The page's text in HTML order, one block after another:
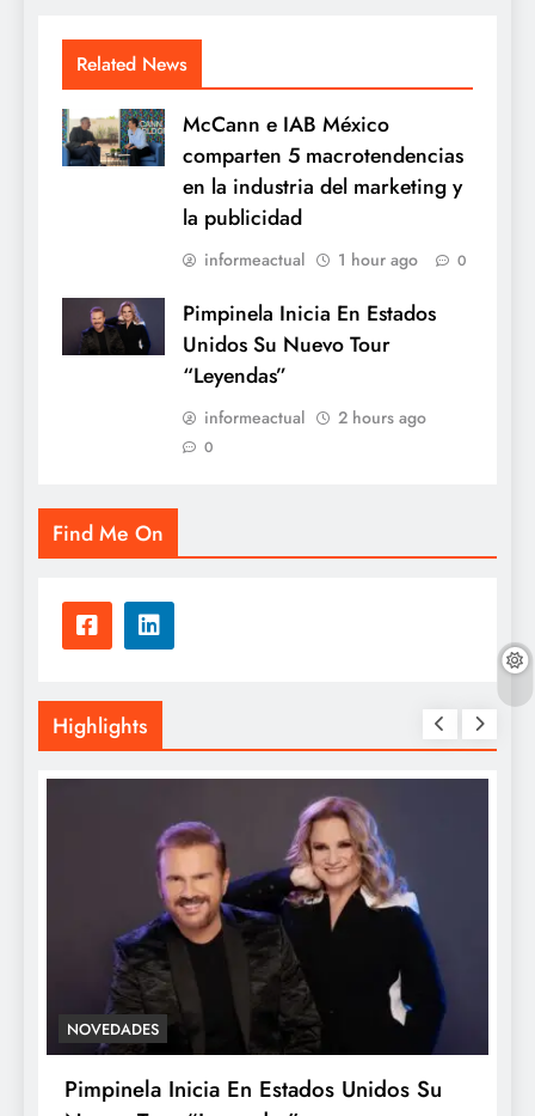
Related News
McCann e IAB México
comparten 5 macrotendencias
en la industria del marketing y
la publicidad
informeactual 1 hour ago 0
Pimpinela Inicia En Estados
Unidos Su Nuevo Tour
“Leyendas”
informeactual 2 hours ago
0
Find Me On
Highlights
NOVEDADES
Pimpinela Inicia En Estados Unidos Su